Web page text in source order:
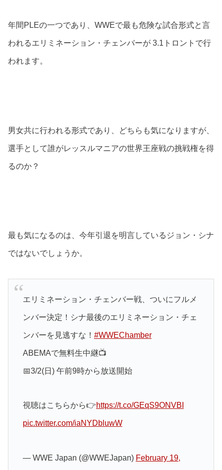
年間PLEの一つであり、WWEで最も危険な試合形式と言
われるエリミネーション・チェンバーが 3.1トロントで行
われます。
男女共に行われる形式であり、どちらも気になりますが、
選手として誰がレッスルマニアの世界王座戦の挑戦権を得
るのか？
最も気になるのは、今年引退を明言しているジョン・シナ
ではないでしょうか。
エリミネーション・チェンバー戦、ついにフルメ
ンバー決定！シナ最後のエリミネーション・チェ
ンバーを見逃すな！ #WWEChamber
ABEMAで無料生中継📺
📅3/2(日) 午前9時から放送開始
視聴はこちらから👉https://t.co/GEqS9ONVBI
pic.twitter.com/iaNYDbluwW
— WWE Japan (@WWEJapan) February 19,